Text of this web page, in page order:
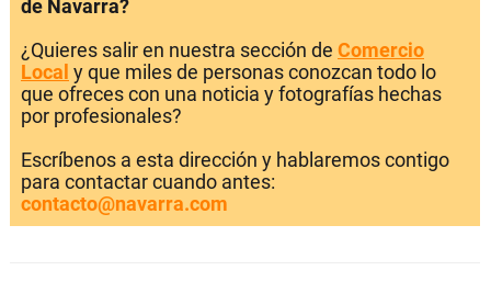
de Navarra?
¿Quieres salir en nuestra sección de Comercio
Local y que miles de personas conozcan todo lo
que ofreces con una noticia y fotografías hechas
por profesionales?
Escríbenos a esta dirección y hablaremos contigo
para contactar cuando antes:
contacto@navarra.com